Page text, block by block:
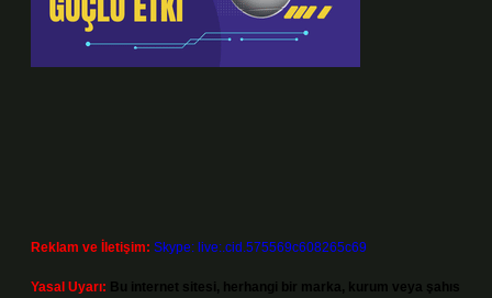
Reklam ve İletişim: Skype: live:.cid.575569c608265c69
Yasal Uyarı: Bu internet sitesi, herhangi bir marka, kurum veya şahıs